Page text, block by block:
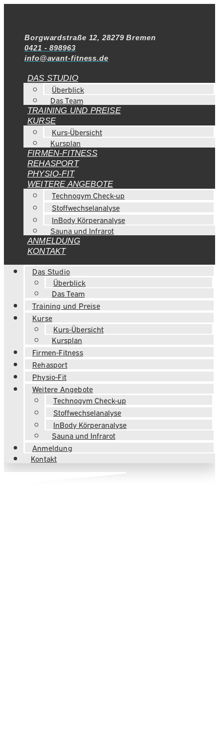
Borgwardstraße 12, 28279 Bremen
0421 - 898963
info@avant-fitness.de
DAS STUDIO
Überblick
Das Team
TRAINING UND PREISE
KURSE
Kurs-Übersicht
Kursplan
FIRMEN-FITNESS
REHASPORT
PHYSIO-FIT
WEITERE ANGEBOTE
Technogym Check-up
Stoffwechselanalyse
InBody Körperanalyse
Sauna und Infrarot
ANMELDUNG
KONTAKT
Das Studio
Überblick
Das Team
Training und Preise
Kurse
Kurs-Übersicht
Kursplan
Firmen-Fitness
Rehasport
Physio-Fit
Weitere Angebote
Technogym Check-up
Stoffwechselanalyse
InBody Körperanalyse
Sauna und Infrarot
Anmeldung
Kontakt